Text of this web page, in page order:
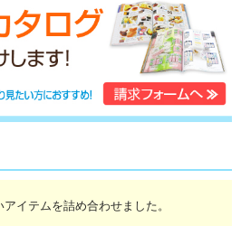
イテムを詰め合わせました。